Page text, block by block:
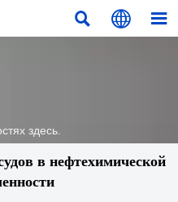
  
здесь.
в нефтехимической